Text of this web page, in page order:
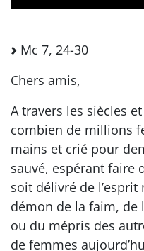
Mc 7, 24-30
Chers amis,
A travers les siècles
combien de millions
mains et crié pour
sauvé, espérant faire
soit délivré de
démon de la faim, de
ou du mépris des
de femmes